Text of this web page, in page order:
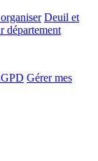
Deuil et
département
Gérer mes